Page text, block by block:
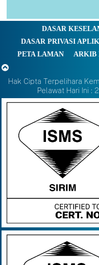
DASAR
DASAR PRIVASI
PETA LAMAN
ARKIB
Hak Cipta Terpelihara
Pelawat Hari Ini :